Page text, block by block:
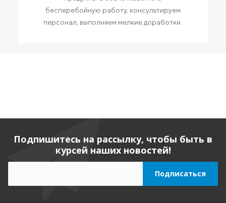
бесперебойную работу, консультируем
персонал, выполняем мелкие доработки.
Подпишитесь на рассылку, чтобы быть в
курсей наших новостей!